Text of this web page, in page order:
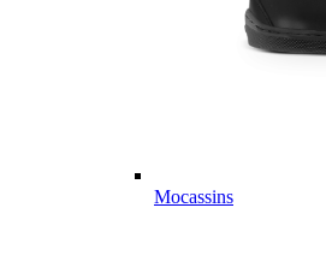
Mocassins